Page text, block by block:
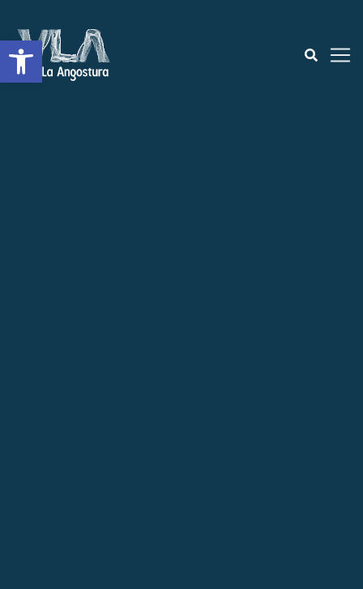
Abrir a barra de ferramentas